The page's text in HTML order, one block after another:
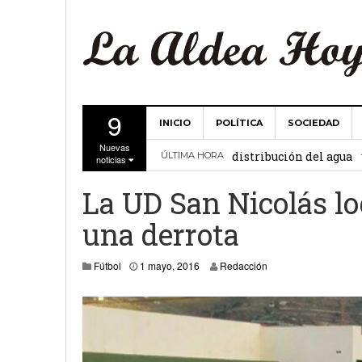
9
Nuevas
noticias
INICIO POLÍTICA SOCIEDAD
ÚLTIMA HORA
La Comunidad de
distribución del agua
Valencia 27 febrero,
Gobierno de Canarias
15 febrero, 2024
La Comunidad de
19 diciembre, 2023
Víctor Hernández
La UD San Nicolás
una derrota
Fútbol 1 mayo, 2016 1 mayo, 2016
Redacción